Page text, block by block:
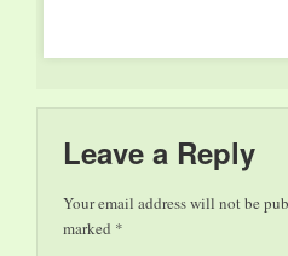
affiancando…
Leave a Reply
Your email address will not be
marked *